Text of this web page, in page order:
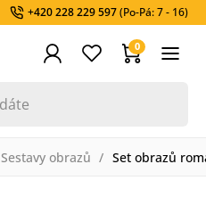
+420 228 229 597(Po-Pá: 7 - 16)
0
Sestavy obrazů Set obrazů